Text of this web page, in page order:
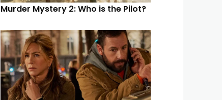
Murder Mystery 2: Who is the Pilot?